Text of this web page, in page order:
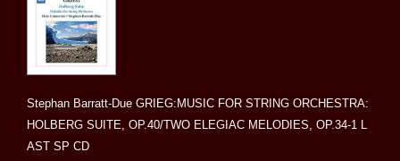
Stephan Barratt-Due GRIEG:MUSIC FOR STRING ORCHESTRA:
HOLBERG SUITE, OP.40/TWO ELEGIAC MELODIES, OP.34-1 L
AST SP CD